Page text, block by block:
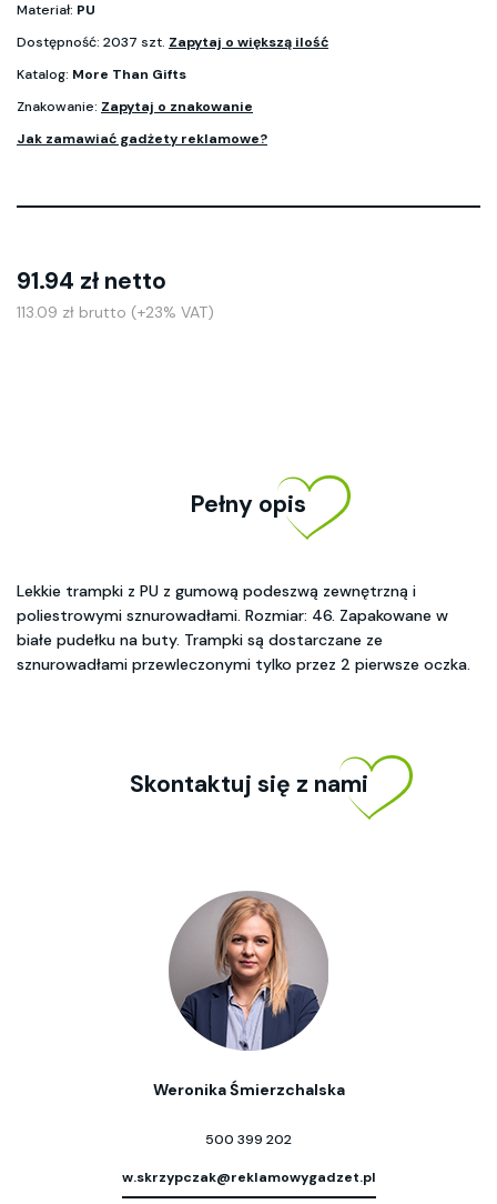
Materiał: PU
Dostępność: 2037 szt. Zapytaj o większą ilość
Katalog: More Than Gifts
Znakowanie: Zapytaj o znakowanie
Jak zamawiać gadżety reklamowe?
91.94 zł netto
113.09 zł brutto (+23% VAT)
Pełny opis
Lekkie trampki z PU z gumową podeszwą zewnętrzną i
poliestrowymi sznurowadłami. Rozmiar: 46. Zapakowane w
białe pudełku na buty. Trampki są dostarczane ze
sznurowadłami przewleczonymi tylko przez 2 pierwsze oczka.
Skontaktuj się z nami
Weronika Śmierzchalska
500 399 202
w.skrzypczak@reklamowygadzet.pl